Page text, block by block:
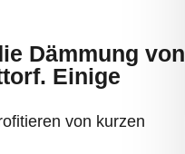
Dämmung von
Einige
von kurzen